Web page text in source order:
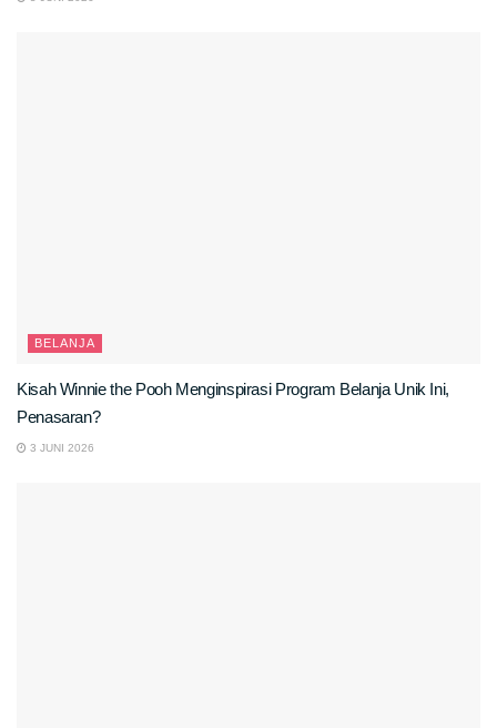
BELANJA
Kisah Winnie the Pooh Menginspirasi Program Belanja Unik Ini,
Penasaran?
3 JUNI 2026